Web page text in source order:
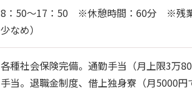
8：50～17：50 ※休憩時間：60分 ※残業
少なめ）
各種社会保険完備。通勤手当（月上限3万
手当。退職金制度、借上独身寮（月5000円